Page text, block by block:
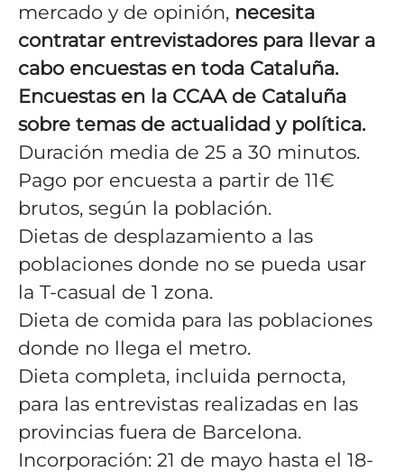
mercado y de opinión, necesita
contratar entrevistadores para llevar a
cabo encuestas en toda Cataluña.
Encuestas en la CCAA de Cataluña
sobre temas de actualidad y política.
Duración media de 25 a 30 minutos.
Pago por encuesta a partir de 11€
brutos, según la población.
Dietas de desplazamiento a las
poblaciones donde no se pueda usar
la T-casual de 1 zona.
Dieta de comida para las poblaciones
donde no llega el metro.
Dieta completa, incluida pernocta,
para las entrevistas realizadas en las
provincias fuera de Barcelona.
Incorporación: 21 de mayo hasta el 18-